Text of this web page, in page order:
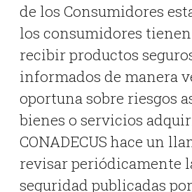
de los Consumidores
los consumidores
recibir productos
informados de manera
oportuna sobre riesgos
bienes o servicios
CONADECUS hace un
revisar periódicamente
seguridad publicadas